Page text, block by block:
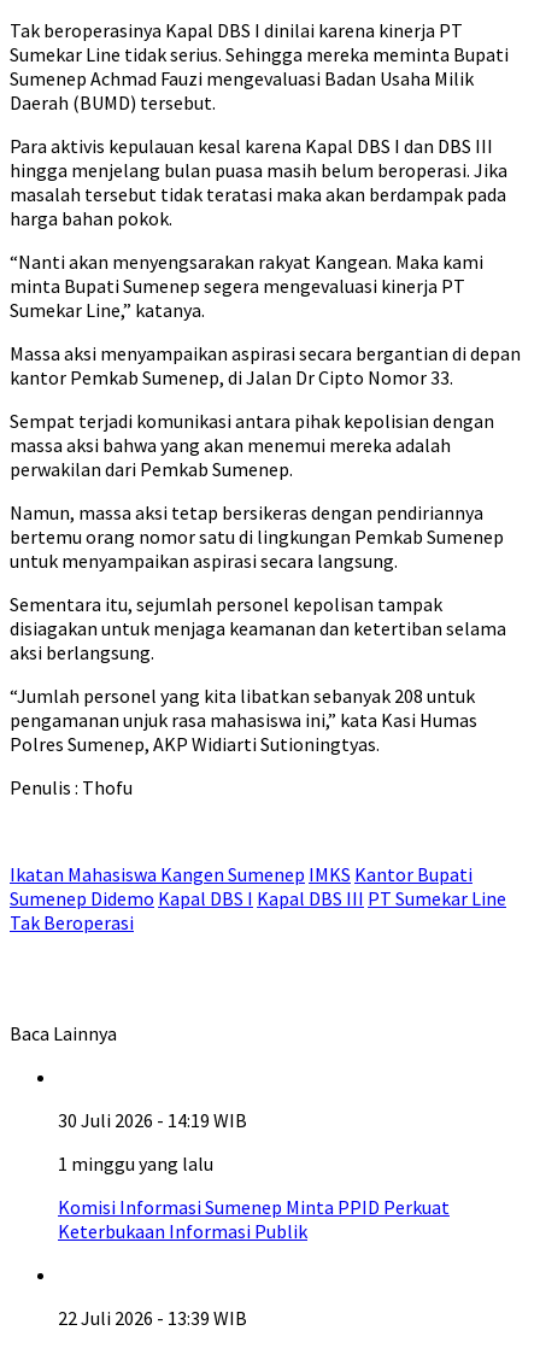
Tak beroperasinya Kapal DBS I dinilai karena kinerja PT
Sumekar Line tidak serius. Sehingga mereka meminta Bupati
Sumenep Achmad Fauzi mengevaluasi Badan Usaha Milik
Daerah (BUMD) tersebut.
Para aktivis kepulauan kesal karena Kapal DBS I dan DBS III
hingga menjelang bulan puasa masih belum beroperasi. Jika
masalah tersebut tidak teratasi maka akan berdampak pada
harga bahan pokok.
“Nanti akan menyengsarakan rakyat Kangean. Maka kami
minta Bupati Sumenep segera mengevaluasi kinerja PT
Sumekar Line,” katanya.
Massa aksi menyampaikan aspirasi secara bergantian di depan
kantor Pemkab Sumenep, di Jalan Dr Cipto Nomor 33.
Sempat terjadi komunikasi antara pihak kepolisian dengan
massa aksi bahwa yang akan menemui mereka adalah
perwakilan dari Pemkab Sumenep.
Namun, massa aksi tetap bersikeras dengan pendiriannya
bertemu orang nomor satu di lingkungan Pemkab Sumenep
untuk menyampaikan aspirasi secara langsung.
Sementara itu, sejumlah personel kepolisan tampak
disiagakan untuk menjaga keamanan dan ketertiban selama
aksi berlangsung.
“Jumlah personel yang kita libatkan sebanyak 208 untuk
pengamanan unjuk rasa mahasiswa ini,” kata Kasi Humas
Polres Sumenep, AKP Widiarti Sutioningtyas.
Penulis : Thofu
Ikatan Mahasiswa Kangen Sumenep IMKS Kantor Bupati
Sumenep Didemo Kapal DBS I Kapal DBS III PT Sumekar Line
Tak Beroperasi
Baca Lainnya
30 Juli 2026 - 14:19 WIB
1 minggu yang lalu
Komisi Informasi Sumenep Minta PPID Perkuat
Keterbukaan Informasi Publik
22 Juli 2026 - 13:39 WIB